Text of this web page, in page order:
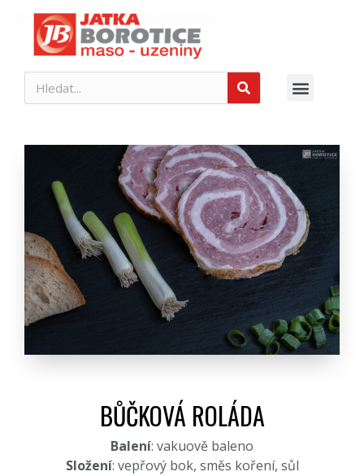
BŮČKOVÁ ROLÁDA
Balení: vakuově baleno
Složení: vepřový bok, směs koření, sůl